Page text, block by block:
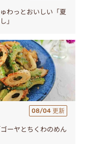
わっとおいしい「夏
」
08/04 更新
ーヤとちくわのめん